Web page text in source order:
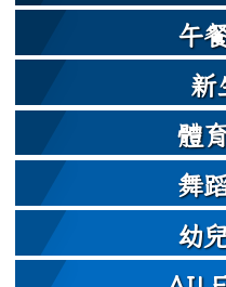
午
新
體
舞
幼